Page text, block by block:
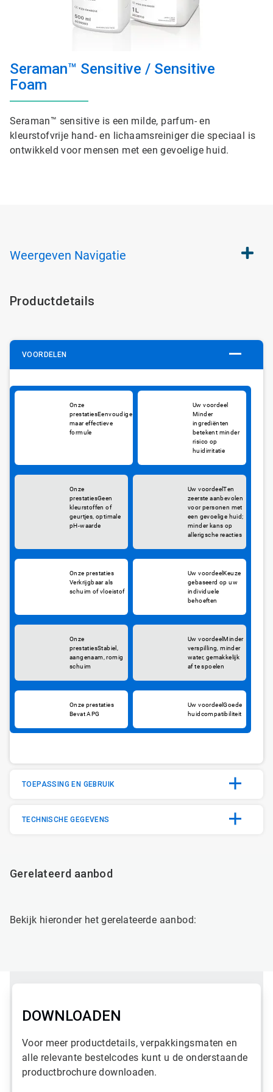
Seraman™ Sensitive / Sensitive
Foam
Seraman™ sensitive is een milde, parfum- en
kleurstofvrije hand- en lichaamsreiniger die speciaal is
ontwikkeld voor mensen met een gevoelige huid.
Weergeven Navigatie
Productdetails
VOORDELEN
Eenvoudige
maar effectieve
formule
Minder
ingrediënten
betekent minder
risico op
huidirritatie
Geen
kleurstoffen of
geurtjes, optimale
pH-waarde
Ten
zeerste aanbevolen
voor personen met
een gevoelige huid;
minder kans op
allerigsche reacties
Verkrijgbaar als
schuim of vloeistof
Keuze
gebaseerd op uw
individuele
behoeften
Stabiel,
aangenaam, romig
schuim
Minder
verspilling, minder
water, gemakkelijk
af te spoelen
Bevat APG
Goede
huidcompatibiliteit
TOEPASSING EN GEBRUIK
TECHNISCHE GEGEVENS
Gerelateerd aanbod
Bekijk hieronder het gerelateerde aanbod:
DOWNLOADEN
Voor meer productdetails, verpakkingsmaten en
alle relevante bestelcodes kunt u de onderstaande
productbrochure downloaden.